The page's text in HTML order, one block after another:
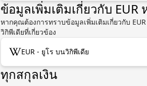
ข้อมูลเพิ่มเติมเกี่ยวกับ EUR
หากคุณต้องการทราบข้อมูลเพิ่มเติมเกี่ยวกับ
วิกิพีเดียที่เกี่ยวข้อง
EUR - ยูโร บนวิกิพีเดีย
ทุกสกุลเงิน